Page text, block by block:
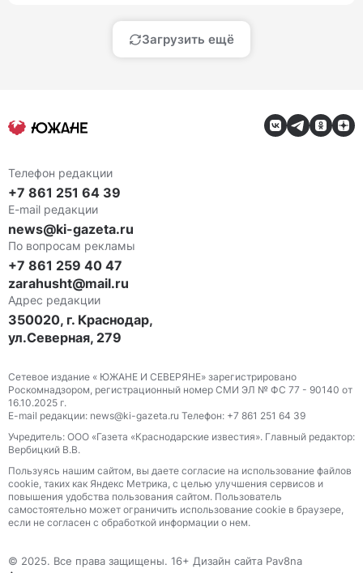
Загрузить ещё
Телефон редакции
+7 861 251 64 39
E-mail редакции
news@ki-gazeta.ru
По вопросам рекламы
+7 861 259 40 47
zarahusht@mail.ru
Адрес редакции
350020, г. Краснодар,
ул.Северная, 279
Сетевое издание « ЮЖАНЕ И СЕВЕРЯНЕ» зарегистрировано
Роскомнадзором, регистрационный номер СМИ ЭЛ № ФС 77 - 90140 от
16.10.2025 г.
E-mail редакции: news@ki-gazeta.ru Телефон: +7 861 251 64 39
Учредитель: ООО «Газета «Краснодарские известия». Главный редактор:
Вербицкий В.В.
Пользуясь нашим сайтом, вы даете согласие на использование файлов
сооkіе, таких как Яндекс Метрика, с целью улучшения сервисов и
повышения удобства пользования сайтом. Пользователь
самостоятельно может ограничить использование сооkіе в браузере,
если не согласен с обработкой информации о нем.
© 2025. Все права защищены. 16+ Дизайн сайта Pav8na